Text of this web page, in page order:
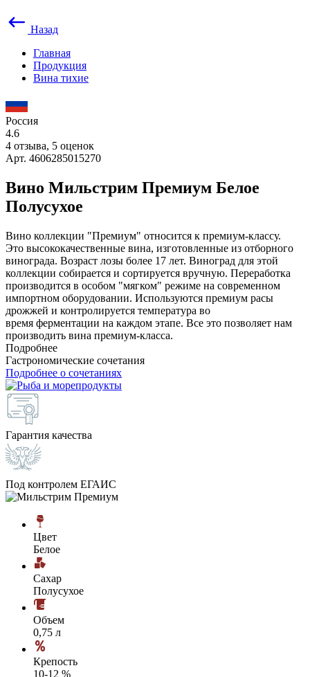
Назад
Главная
Продукция
Вина тихие
Россия
4.6
4 отзыва, 5 оценок
Арт. 4606285015270
Вино Мильстрим Премиум Белое
Полусухое
Вино коллекции "Премиум" относится к премиум-классу.
Это высококачественные вина, изготовленные из отборного
винограда. Возраст лозы более 17 лет. Виноград для этой
коллекции собирается и сортируется вручную. Переработка
производится в особом "мягком" режиме на современном
импортном оборудовании. Используются премиум расы
дрожжей и контролируется температура во
время ферментации на каждом этапе. Все это позволяет нам
производить вина премиум-класса.
Подробнее
Гастрономические сочетания
Подробнее о сочетаниях
Гарантия качества
Под контролем ЕГАИС
Цвет
Белое
Сахар
Полусухое
Объем
0,75 л
Крепость
10-12 %